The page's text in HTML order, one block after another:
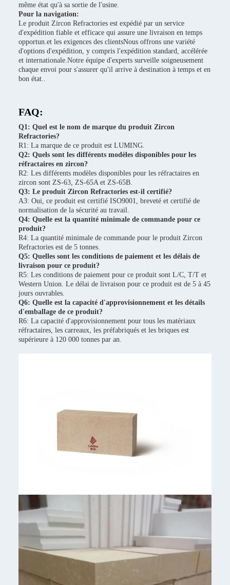
même état qu'à sa sortie de l'usine.
Pour la navigation:
Le produit Zircon Refractories est expédié par un service
d'expédition fiable et efficace qui assure une livraison en temps
opportun.et les exigences des clientsNous offrons une variété
d'options d'expédition, y compris l'expédition standard, accélérée
et internationale.Notre équipe d'experts surveille soigneusement
chaque envoi pour s'assurer qu'il arrive à destination à temps et en
bon état..
FAQ:
Q1: Quel est le nom de marque du produit Zircon
Refractories?
R1: La marque de ce produit est LUMING.
Q2: Quels sont les différents modèles disponibles pour les
réfractaires en zircon?
R2: Les différents modèles disponibles pour les réfractaires en
zircon sont ZS-63, ZS-65A et ZS-65B.
Q3: Le produit Zircon Refractories est-il certifié?
A3: Oui, ce produit est certifié ISO9001, breveté et certifié de
normalisation de la sécurité au travail.
Q4: Quelle est la quantité minimale de commande pour ce
produit?
R4: La quantité minimale de commande pour le produit Zircon
Refractories est de 5 tonnes.
Q5: Quelles sont les conditions de paiement et les délais de
livraison pour ce produit?
R5: Les conditions de paiement pour ce produit sont L/C, T/T et
Western Union. Le délai de livraison pour ce produit est de 5 à 45
jours ouvrables.
Q6: Quelle est la capacité d'approvisionnement et les détails
d'emballage de ce produit?
R6: La capacité d'approvisionnement pour tous les matériaux
réfractaires, les carreaux, les préfabriqués et les briques est
supérieure à 120 000 tonnes par an.